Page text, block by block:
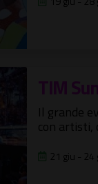
TIM
Il grande
con artisti,
21 giu - 24